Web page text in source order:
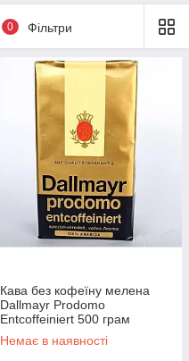
0 Фільтри
Кава без кофеїну мелена
Dallmayr Prodomo
Entcoffeiniert 500 грам
Немає в наявності